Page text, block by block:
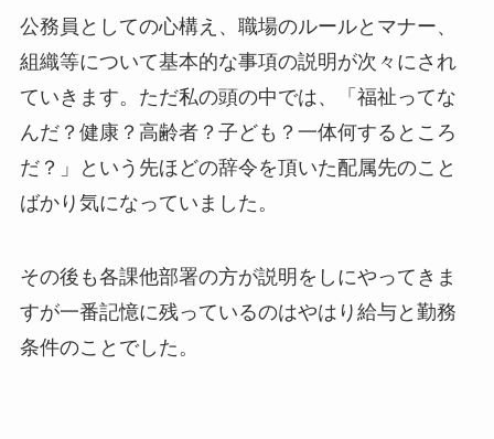
公務員としての心構え、職場のルールとマナー、
組織等について基本的な事項の説明が次々にされ
ていきます。ただ私の頭の中では、「福祉ってな
んだ？健康？高齢者？子ども？一体何するところ
だ？」という先ほどの辞令を頂いた配属先のこと
ばかり気になっていました。
その後も各課他部署の方が説明をしにやってきま
すが一番記憶に残っているのはやはり給与と勤務
条件のことでした。